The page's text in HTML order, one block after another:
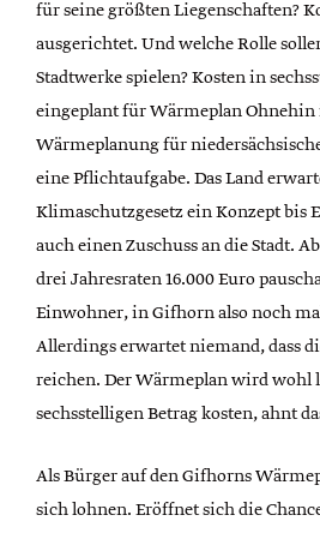
für seine größten Liegenschaften?
ausgerichtet. Und welche Rolle
Stadtwerke spielen? Kosten in
eingeplant für Wärmeplan
Wärmeplanung für
eine Pflichtaufgabe. Das Land
Klimaschutzgesetz ein Konzept bis
auch einen Zuschuss an die Stadt.
drei Jahresraten 16.000 Euro
Einwohner, in Gifhorn also noch
Allerdings erwartet niemand, dass
reichen. Der Wärmeplan wird wohl
sechsstelligen Betrag kosten, ahnt
Als Bürger auf den Gifhorns
sich lohnen. Eröffnet sich die